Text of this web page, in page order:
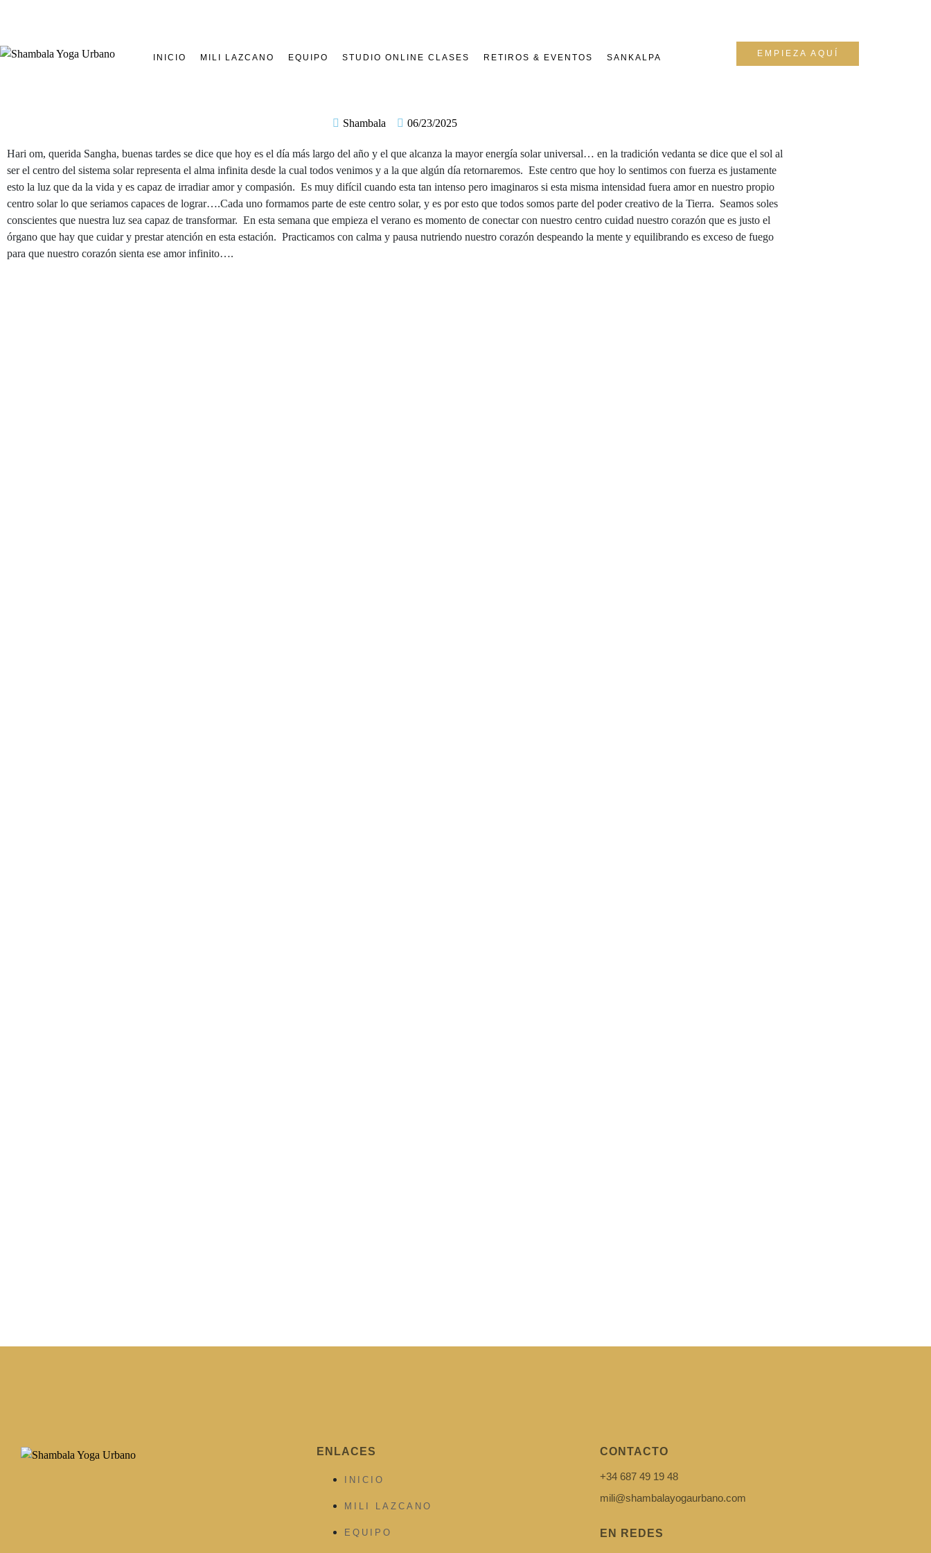
INICIO MILI LAZCANO EQUIPO STUDIO ONLINE CLASES RETIROS & EVENTOS SANKALPA EMPIEZA AQUÍ
Shambala 06/23/2025
Hari om, querida Sangha, buenas tardes se dice que hoy es el día más largo del año y el que alcanza la mayor energía solar universal… en la tradición vedanta se dice que el sol al
ser el centro del sistema solar representa el alma infinita desde la cual todos venimos y a la que algún día retornaremos. Este centro que hoy lo sentimos con fuerza es justamente
esto la luz que da la vida y es capaz de irradiar amor y compasión. Es muy difícil cuando esta tan intenso pero imaginaros si esta misma intensidad fuera amor en nuestro propio
centro solar lo que seriamos capaces de lograr….Cada uno formamos parte de este centro solar, y es por esto que todos somos parte del poder creativo de la Tierra. Seamos soles
conscientes que nuestra luz sea capaz de transformar. En esta semana que empieza el verano es momento de conectar con nuestro centro cuidad nuestro corazón que es justo el
órgano que hay que cuidar y prestar atención en esta estación. Practicamos con calma y pausa nutriendo nuestro corazón despeando la mente y equilibrando es exceso de fuego
para que nuestro corazón sienta ese amor infinito….
ENLACES
INICIO
MILI LAZCANO
EQUIPO
CONTACTO
+34 687 49 19 48
mili@shambalayogaurbano.com
EN REDES